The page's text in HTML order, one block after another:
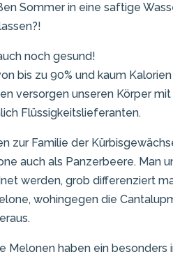
Sommer in eine saftige
noch gesund!
bis zu 90% und kaum
versorgen unseren Körper
Flüssigkeitslieferanten.
zur Familie der
auch als Panzerbeere. Man
werden, grob differenziert
wohingegen die
haben ein besonders